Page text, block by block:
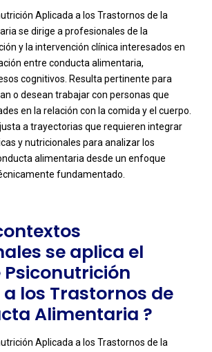
Aplicada a los Trastornos de la
se dirige a profesionales de la
y la intervención clínica interesados en
entre conducta alimentaria,
cognitivos. Resulta pertinente para
o desean trabajar con personas que
en la relación con la comida y el cuerpo.
a trayectorias que requieren integrar
y nutricionales para analizar los
alimentaria desde un enfoque
fundamentado.
se aplica el
Psiconutrición
los Trastornos de
Alimentaria ?
Aplicada a los Trastornos de la